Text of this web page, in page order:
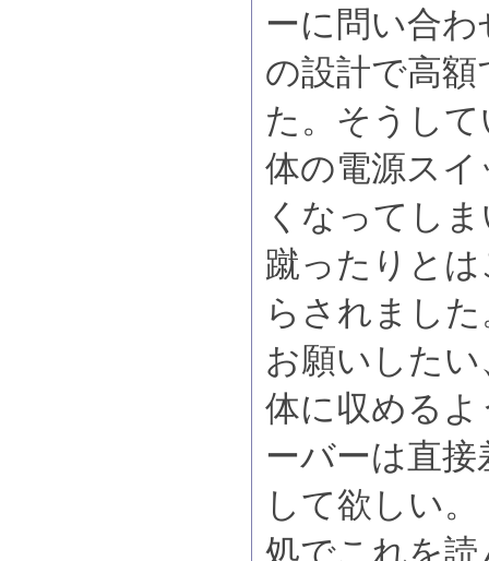
ーに問い合
の設計で高
た。そうし
体の電源ス
くなってし
蹴ったりと
らされまし
お願いした
体に収める
ーバーは直
して欲しい。
処でこれを